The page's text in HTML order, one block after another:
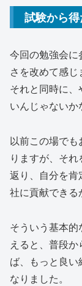
試験から
今回の勉強会
さを改めて感じ
それと同時に
いんじゃないか
以前この場で
りますが、そ
返り、自分を
社に貢献できる
そういう基本
えると、普段
ば、もっと良
なりました。